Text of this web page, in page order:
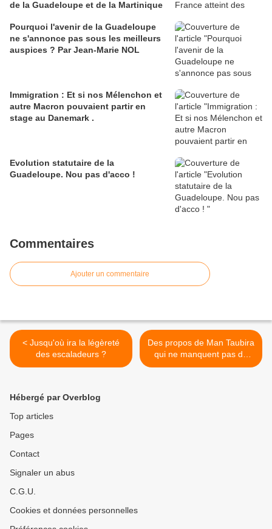
de la Guadeloupe et de la Martinique
Pourquoi l'avenir de la Guadeloupe
ne s'annonce pas sous les meilleurs
auspices ? Par Jean-Marie NOL
Immigration : Et si nos Mélenchon et
autre Macron pouvaient partir en
stage au Danemark .
Evolution statutaire de la
Guadeloupe. Nou pas d'acco !
Commentaires
Ajouter un commentaire
< Jusqu'où ira la légèreté
des escaladeurs ?
Des propos de Man Taubira
qui ne manquent pas de
….. selles ! (ou de matières,
Hébergé par Overblog
Top articles
Pages
Contact
Signaler un abus
C.G.U.
Cookies et données personnelles